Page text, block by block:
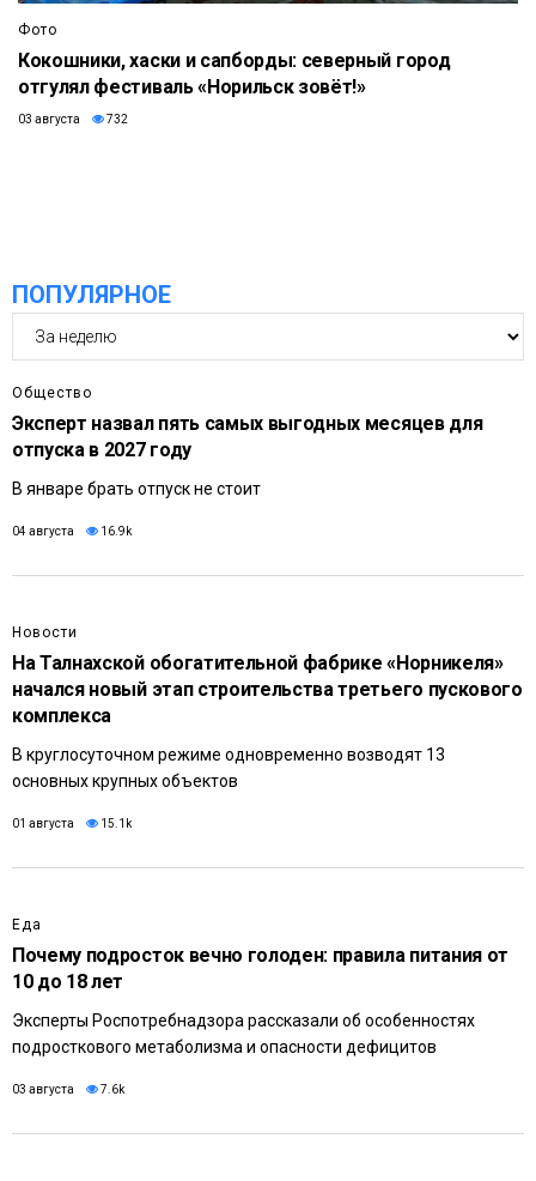
Фото
Кокошники, хаски и сапборды: северный город
отгулял фестиваль «Норильск зовёт!»
03 августа 732
ПОПУЛЯРНОЕ
Общество
Эксперт назвал пять самых выгодных месяцев для
отпуска в 2027 году
В январе брать отпуск не стоит
04 августа 16.9k
Новости
На Талнахской обогатительной фабрике «Норникеля»
начался новый этап строительства третьего пускового
комплекса
В круглосуточном режиме одновременно возводят 13
основных крупных объектов
01 августа 15.1k
Еда
Почему подросток вечно голоден: правила питания от
10 до 18 лет
Эксперты Роспотребнадзора рассказали об особенностях
подросткового метаболизма и опасности дефицитов
03 августа 7.6k